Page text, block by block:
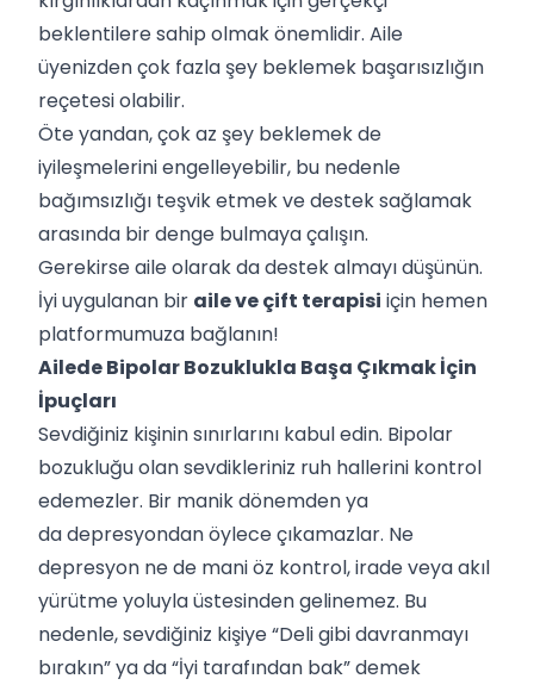
beklentilere sahip olmak önemlidir. Aile
üyenizden çok fazla şey beklemek başarısızlığın
reçetesi olabilir.
Öte yandan, çok az şey beklemek de
iyileşmelerini engelleyebilir, bu nedenle
bağımsızlığı teşvik etmek ve destek sağlamak
arasında bir denge bulmaya çalışın.
Gerekirse aile olarak da destek almayı düşünün.
İyi uygulanan bir aile ve çift terapisi için hemen
platformumuza bağlanın!
Ailede Bipolar Bozuklukla Başa Çıkmak İçin
İpuçları
Sevdiğiniz kişinin sınırlarını kabul edin. Bipolar
bozukluğu olan sevdikleriniz ruh hallerini kontrol
edemezler. Bir manik dönemden ya
da depresyondan öylece çıkamazlar. Ne
depresyon ne de mani öz kontrol, irade veya akıl
yürütme yoluyla üstesinden gelinemez. Bu
nedenle, sevdiğiniz kişiye “Deli gibi davranmayı
bırakın” ya da “İyi tarafından bak” demek